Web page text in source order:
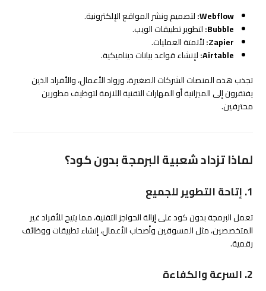
Webflow: لتصميم ونشر المواقع الإلكترونية.
Bubble: لتطوير تطبيقات الويب.
Zapier: لأتمتة العمليات.
Airtable: لإنشاء قواعد بيانات ديناميكية.
تجذب هذه المنصات الشركات الصغيرة، ورواد الأعمال، والأفراد الذين
يفتقرون إلى الميزانية أو المهارات التقنية اللازمة لتوظيف مطورين
محترفين.
لماذا تزداد شعبية البرمجة بدون كود؟
1. إتاحة التطوير للجميع
تعمل البرمجة بدون كود على إزالة الحواجز التقنية، مما يتيح للأفراد غير
المتخصصين، مثل المسوقين وأصحاب الأعمال، إنشاء تطبيقات ووظائف
رقمية.
2. السرعة والكفاءة